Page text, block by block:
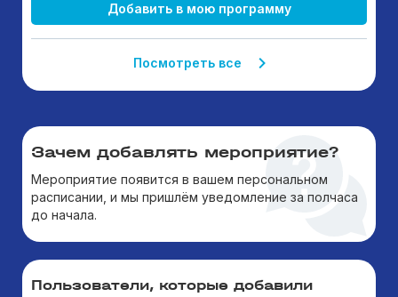
Добавить в мою программу
Посмотреть все
Зачем добавлять мероприятие?
Мероприятие появится в вашем персональном
расписании, и мы пришлём уведомление за полчаса
до начала.
Пользователи, которые добавили